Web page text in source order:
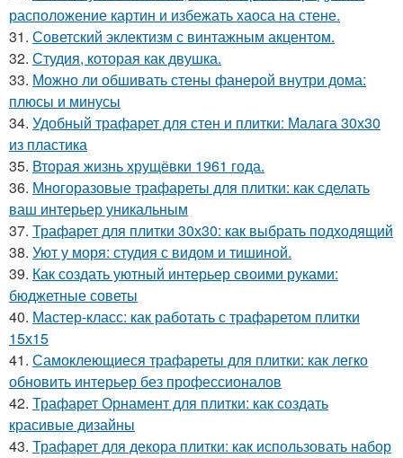
расположение картин и избежать хаоса на стене.
31. Советский эклектизм с винтажным акцентом.
32. Студия, которая как двушка.
33. Можно ли обшивать стены фанерой внутри дома:
плюсы и минусы
34. Удобный трафарет для стен и плитки: Малага 30х30
из пластика
35. Вторая жизнь хрущёвки 1961 года.
36. Многоразовые трафареты для плитки: как сделать
ваш интерьер уникальным
37. Трафарет для плитки 30х30: как выбрать подходящий
38. Уют у моря: студия с видом и тишиной.
39. Как создать уютный интерьер своими руками:
бюджетные советы
40. Мастер-класс: как работать с трафаретом плитки
15х15
41. Самоклеющиеся трафареты для плитки: как легко
обновить интерьер без профессионалов
42. Трафарет Орнамент для плитки: как создать
красивые дизайны
43. Трафарет для декора плитки: как использовать набор